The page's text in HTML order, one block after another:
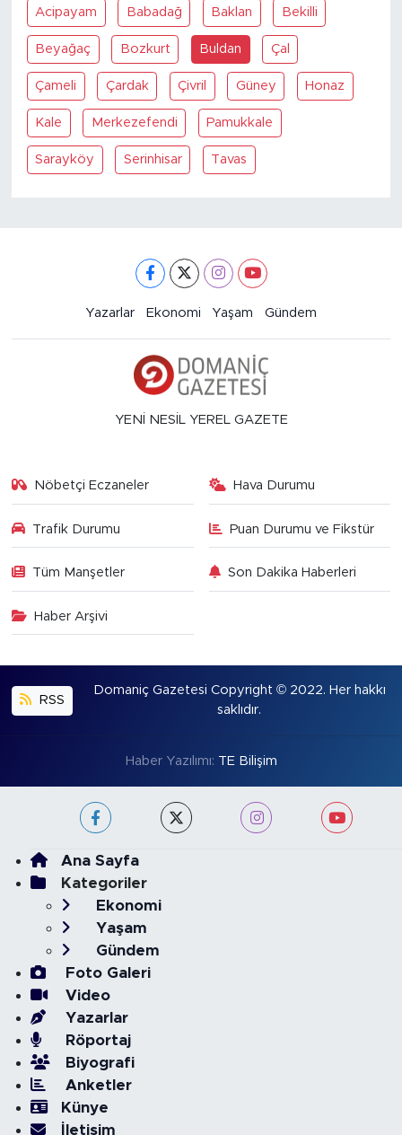
Acipayam Babadağ Baklan Bekilli
Beyağaç Bozkurt Buldan Çal
Çameli Çardak Çivril Güney Honaz
Kale Merkezefendi Pamukkale
Sarayköy Serinhisar Tavas
Yazarlar Ekonomi Yaşam Gündem
YENİ NESİL YEREL GAZETE
Nöbetçi Eczaneler Hava Durumu
Trafik Durumu Puan Durumu ve Fikstür
Tüm Manşetler Son Dakika Haberleri
Haber Arşivi
RSS
Domaniç Gazetesi Copyright © 2022. Her hakkı
saklıdır.
Haber Yazılımı: TE Bilişim
Ana Sayfa
Kategoriler
Ekonomi
Yaşam
Gündem
Foto Galeri
Video
Yazarlar
Röportaj
Biyografi
Anketler
Künye
İletişim